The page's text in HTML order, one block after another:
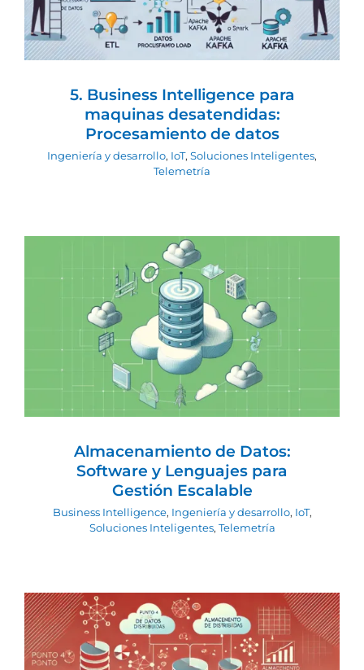
Ingeniería y desarrollo IoT Soluciones
Inteligentes
Telemetría
5. Business Intelligence para
maquinas desatendidas:
Procesamiento de datos
Ingeniería y desarrollo, IoT, Soluciones Inteligentes,
Telemetría
Almacenamiento de Datos: Software y
Lenguajes para Gestión Escalable
Business Intelligence Ingeniería y desarrollo
Soluciones Inteligentes
Telemetría
Almacenamiento de Datos:
Software y Lenguajes para
Gestión Escalable
Business Intelligence, Ingeniería y desarrollo, IoT,
Soluciones Inteligentes, Telemetría
Almacenamiento de Datos: